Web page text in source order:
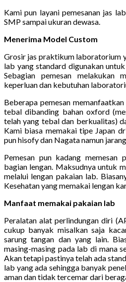
Kami pun layani pemesanan jas
SMP sampai ukuran dewasa.
Menerima Model Custom
Grosir jas praktikum laboratorium
lab yang standard digunakan
Sebagian pemesan melakukan
keperluan dan kebutuhan
Beberapa pemesan
tebal dibanding bahan oxford
telah yang tebal dan berkualitas)
Kami biasa memakai tipe Japan
pun hisofy dan Nagata namun
Pemesan pun kadang memesan
bagian lengan. Maksudnya untuk
melalui lengan pakaian lab.
Kesehatan yang memakai lengan
Manfaat memakai pakaian lab
Peralatan alat perlindungan diri
cukup banyak misalkan saja
sarung tangan dan yang lain.
masing-masing pada lab di mana
Akan tetapi pastinya telah ada
lab yang ada sehingga banyak
aman dan tidak tercemar dari